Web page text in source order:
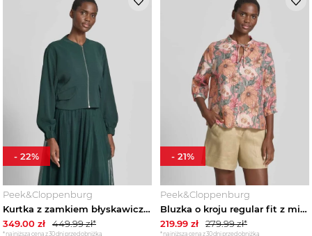
Peek&Cloppenburg
Kurtka z zamkiem błyskawicznym i kieszeniami z patką Zero Ciemnozielony
349.00 zł 449.99zł*
*najniższa cena z 30 dni przed obniżką
- 22%
Peek&Cloppenburg
Bluzka o kroju regular fit z mieszanki lyocellu z rękawem o dł. 3 / 4 Zero Brudnoróżowy
219.99 zł 279.99zł*
*najniższa cena z 30 dni przed obniżką
- 21%